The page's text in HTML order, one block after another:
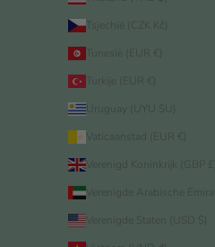
Tsjechië (CZK Kč)
Tunesië (EUR €)
Turkije (EUR €)
Uruguay (UYU $U)
Vaticaanstad (EUR €)
Verenigd Koninkrijk (GBP £)
Verenigde Staten (USD $)